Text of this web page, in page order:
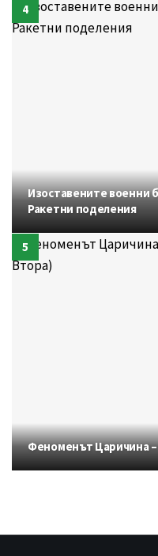
Изоставените военни
Ракетни поделения
Феноменът Царичина –